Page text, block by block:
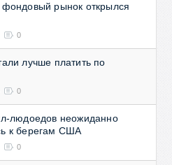
фондовый рынок открылся
0
лучше платить по
0
людоедов неожиданно
к берегам США
0